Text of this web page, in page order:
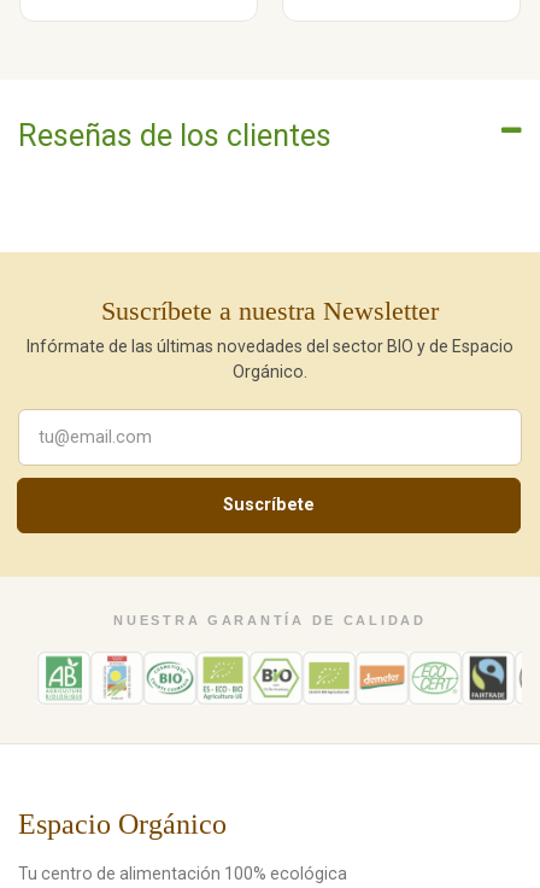
Reseñas de los clientes
Suscríbete a nuestra Newsletter
Infórmate de las últimas novedades del sector BIO y de Espacio
Orgánico.
Suscríbete
NUESTRA GARANTÍA DE CALIDAD
Espacio Orgánico
Tu centro de alimentación 100% ecológica